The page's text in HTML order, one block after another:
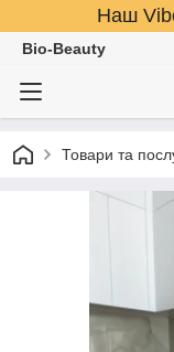
Наш
Bio-Beauty
Товари та